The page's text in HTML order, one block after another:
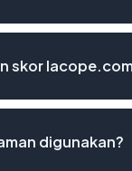
skor
digunakan?